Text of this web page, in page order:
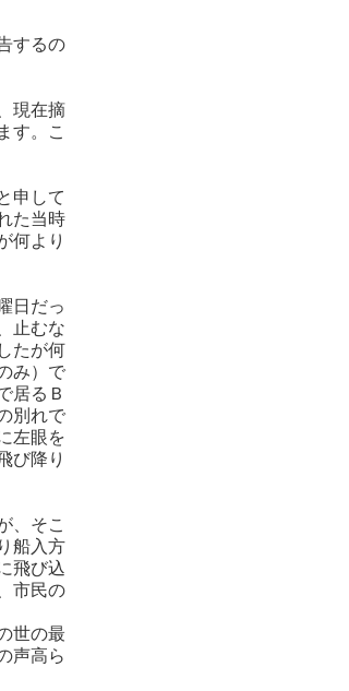
するの
現在摘
す。こ
申して
た当時
何より
日だっ
止むな
たが何
み）で
居るＢ
別れで
左眼を
び降り
、そこ
船入方
飛び込
市民の
世の最
声高ら